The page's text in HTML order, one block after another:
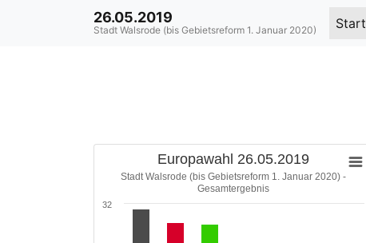
26.05.2019
Stadt Walsrode (bis Gebietsreform 1. Januar 2020) Start
Europawahl 26.05.2019
Stadt Walsrode (bis Gebietsreform 1. Januar 2020) -
Gesamtergebnis
32